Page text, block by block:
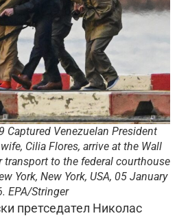
Captured Venezuelan President
Cilia Flores, arrive at the Wall
transport to the federal courthouse
York, New York, USA, 05 January
EPA/Stringer
претседател Николас